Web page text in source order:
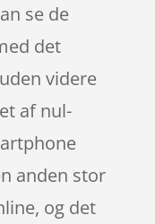
se de
det
videre
af nul-
anden stor
og det